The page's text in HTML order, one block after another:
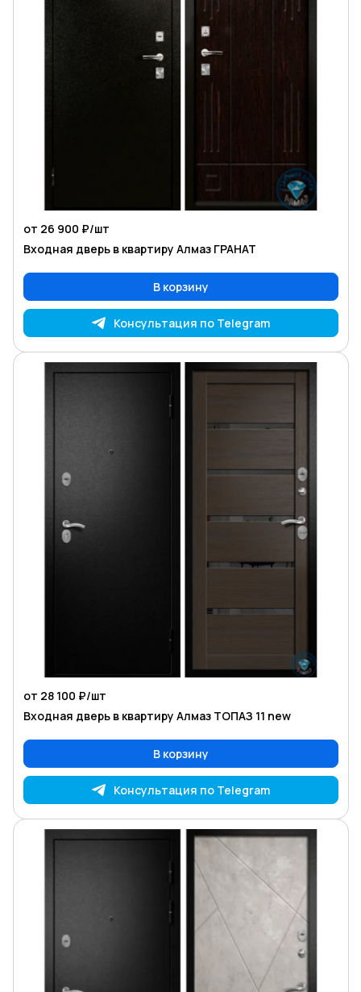
от 26 900 ₽/шт
Входная дверь в квартиру Алмаз ГРАНАТ
В корзину
Консультация по Telegram
от 28 100 ₽/шт
Входная дверь в квартиру Алмаз ТОПАЗ 11 new
В корзину
Консультация по Telegram